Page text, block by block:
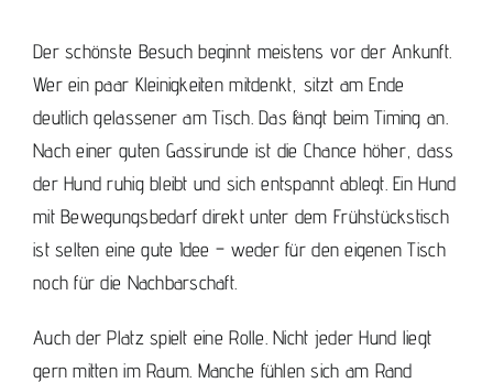
Der schönste Besuch beginnt meistens vor der Ankunft.
Wer ein paar Kleinigkeiten mitdenkt, sitzt am Ende
deutlich gelassener am Tisch. Das fängt beim Timing an.
Nach einer guten Gassirunde ist die Chance höher, dass
der Hund ruhig bleibt und sich entspannt ablegt. Ein Hund
mit Bewegungsbedarf direkt unter dem Frühstückstisch
ist selten eine gute Idee – weder für den eigenen Tisch
noch für die Nachbarschaft.
Auch der Platz spielt eine Rolle. Nicht jeder Hund liegt
gern mitten im Raum. Manche fühlen sich am Rand